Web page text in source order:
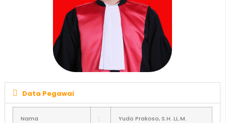
Data Pegawai
Nama : Yudo Prakoso, S.H. LL.M.